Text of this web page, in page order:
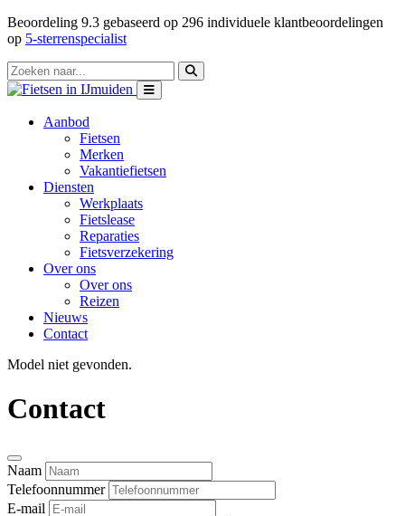
Beoordeling 9.3 gebaseerd op 296 individuele klantbeoordelingen
op 5-sterrenspecialist
Aanbod
Fietsen
Merken
Vakantiefietsen
Diensten
Werkplaats
Fietslease
Reparaties
Fietsverzekering
Over ons
Over ons
Reizen
Nieuws
Contact
Model niet gevonden.
Contact
Naam
Telefoonnummer
E-mail